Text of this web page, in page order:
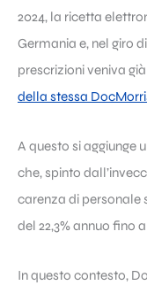
2024, la ricetta
Germania e, nel giro
prescrizioni veniva
della stessa
A questo si aggiunge
che, spinto
carenza di personale
del 22,3% annuo fino
In questo contesto,